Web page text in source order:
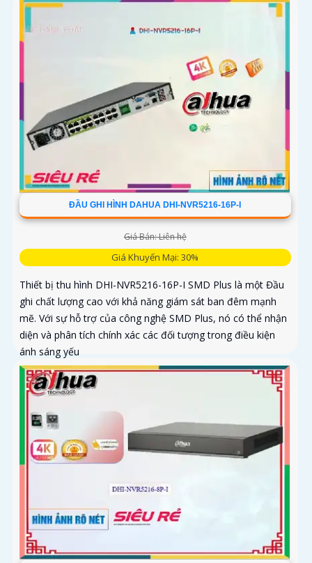
ĐẦU GHI HÌNH DAHUA DHI-NVR5216-16P-I
Giá Bán: Liên hệ
Giá Khuyến Mại: 30%
Thiết bị thu hình DHI-NVR5216-16P-I SMD Plus là một Đầu
ghi chất lượng cao với khả năng giám sát ban đêm mạnh
mẽ. Với sự hỗ trợ của công nghệ SMD Plus, nó có thể nhận
diện và phân tích chính xác các đối tượng trong điều kiện
ánh sáng yếu